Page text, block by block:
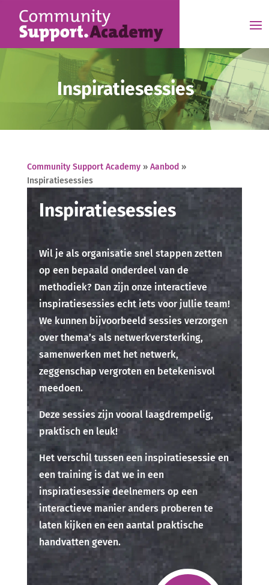
Inspiratiesessies
Community Support Academy» Aanbod »
Inspiratiesessies
Inspiratiesessies
Wil je als organisatie snel stappen zetten
op een bepaald onderdeel van de
methodiek? Dan zijn onze interactieve
inspiratiesessies echt iets voor jullie team!
We kunnen bijvoorbeeld sessies verzorgen
over thema’s als netwerkversterking,
samenwerken met het netwerk,
zeggenschap vergroten en betekenisvol
meedoen.
Deze sessies zijn vooral laagdrempelig,
praktisch en leuk!
Het verschil tussen een inspiratiesessie en
een training is dat we in een
inspiratiesessie deelnemers op een
interactieve manier anders proberen te
laten kijken en een aantal praktische
handvatten geven.